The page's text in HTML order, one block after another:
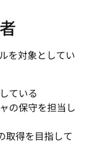
を対象としてい
ている
の保守を担当し
取得を目指して